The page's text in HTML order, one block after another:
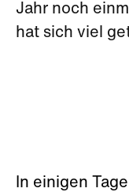
Jahr noch
hat sich viel
In einigen